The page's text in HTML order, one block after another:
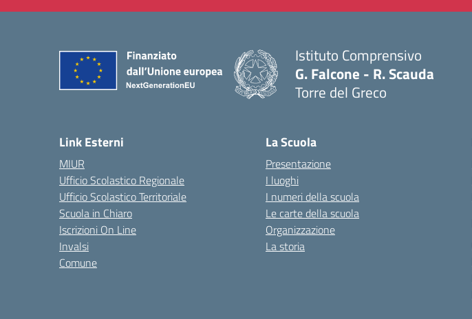
Istituto Comprensivo
G. Falcone - R. Scauda
Torre del Greco
Link Esterni
MIUR
Ufficio Scolastico Regionale
Ufficio Scolastico Territoriale
Scuola in Chiaro
Iscrizioni On Line
Invalsi
Comune
La Scuola
Presentazione
I luoghi
I numeri della scuola
Le carte della scuola
Organizzazione
La storia